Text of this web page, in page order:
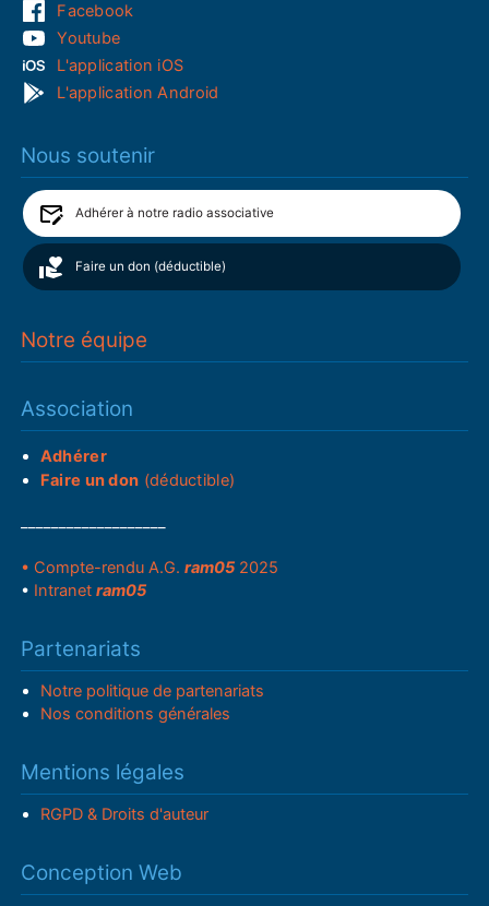
Facebook
Youtube
L'application iOS
L'application Android
Nous soutenir
Adhérer à notre radio associative
Faire un don (déductible)
Notre équipe
Association
Adhérer
Faire un don (déductible)
• Compte-rendu A.G.ram05 2025
• Intranetram05
Partenariats
Notre politique de partenariats
Nos conditions générales
Mentions légales
RGPD & Droits d'auteur
Conception Web